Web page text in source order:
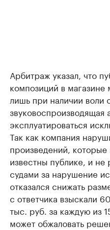
Арбитраж указал, что
композиций в магазине
лишь при наличии воли
звуковоспроизводящая
эксплуатироваться
Так как компания
произведений,
известны публике, и не
судами за нарушение
отказался снижать
с ответчика взыскали
тыс. руб. за каждую из
может обжаловать